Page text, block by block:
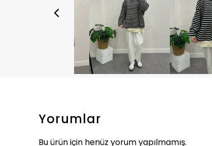
Yorumlar
Bu ürün için henüz yorum yapılmamış.